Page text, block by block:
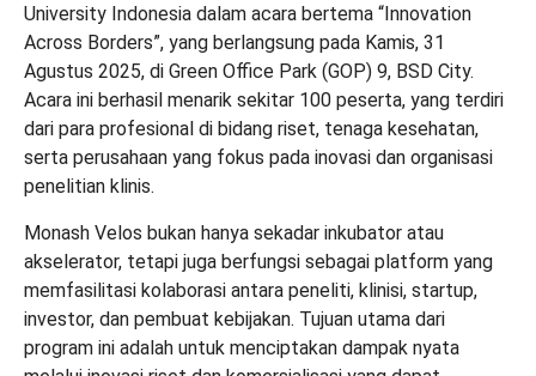
University Indonesia dalam acara bertema “Innovation
Across Borders”, yang berlangsung pada Kamis, 31
Agustus 2025, di Green Office Park (GOP) 9, BSD City.
Acara ini berhasil menarik sekitar 100 peserta, yang terdiri
dari para profesional di bidang riset, tenaga kesehatan,
serta perusahaan yang fokus pada inovasi dan organisasi
penelitian klinis.
Monash Velos bukan hanya sekadar inkubator atau
akselerator, tetapi juga berfungsi sebagai platform yang
memfasilitasi kolaborasi antara peneliti, klinisi, startup,
investor, dan pembuat kebijakan. Tujuan utama dari
program ini adalah untuk menciptakan dampak nyata